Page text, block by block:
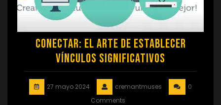
Conectar: El Arte de Establecer
Vínculos Significativos
27 mayo 2024 cremantmuses
0
Comments